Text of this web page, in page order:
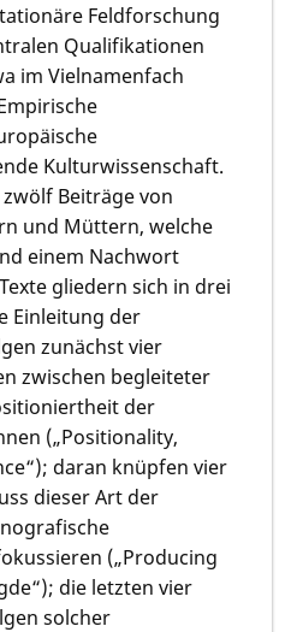
Feldforschung
Qualifikationen
im Vielnamenfach
Kulturwissenschaft.
Beiträge von
und Müttern, welche
einem Nachwort
gliedern sich in drei
Einleitung der
zunächst vier
zwischen begleiteter
der
(„Positionality,
daran knüpfen vier
dieser Art der
(„Producing
die letzten vier
solcher